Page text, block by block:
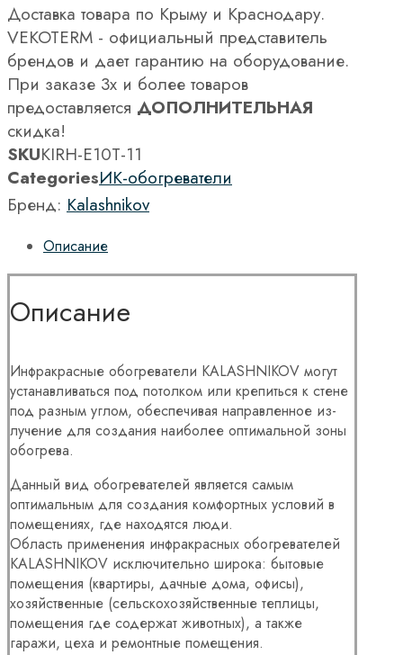
Доставка товара по Крыму и Краснодару.
VEKOTERM - официальный представитель
брендов и дает гарантию на оборудование.
При заказе 3х и более товаров
предоставляется ДОПОЛНИТЕЛЬНАЯ
скидка!
SKUKIRH-E10T-11
CategoriesИК-обогреватели
Бренд: Kalashnikov
Описание
Описание
Инфракрасные обогреватели KALASHNIKOV могут
устанавливаться под потолком или крепиться к стене
под разным углом, обеспечивая направленное из-
лучение для создания наиболее оптимальной зоны
обогрева.
Данный вид обогревателей является самым
оптимальным для создания комфортных условий в
помещениях, где находятся люди.
Область применения инфракрасных обогревателей
KALASHNIKOV исключительно широка: бытовые
помещения (квартиры, дачные дома, офисы),
хозяйственные (сельскохозяйственные теплицы,
помещения где содержат животных), а также
гаражи, цеха и ремонтные помещения.